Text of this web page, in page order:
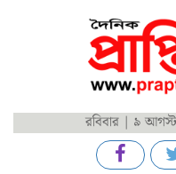
রবিবার | ৯